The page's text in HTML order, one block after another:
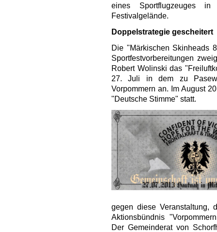
eines Sportflugzeuges
Festivalgelände.
Doppelstrategie gescheitert
Die "Märkischen Skinheads
Sportfestvorbereitungen
Robert Wolinski das
27. Juli in dem zu
Vorpommern an. Im August
"Deutsche Stimme" statt.
gegen diese Veranstaltung,
Aktionsbündnis
Der Gemeinderat von